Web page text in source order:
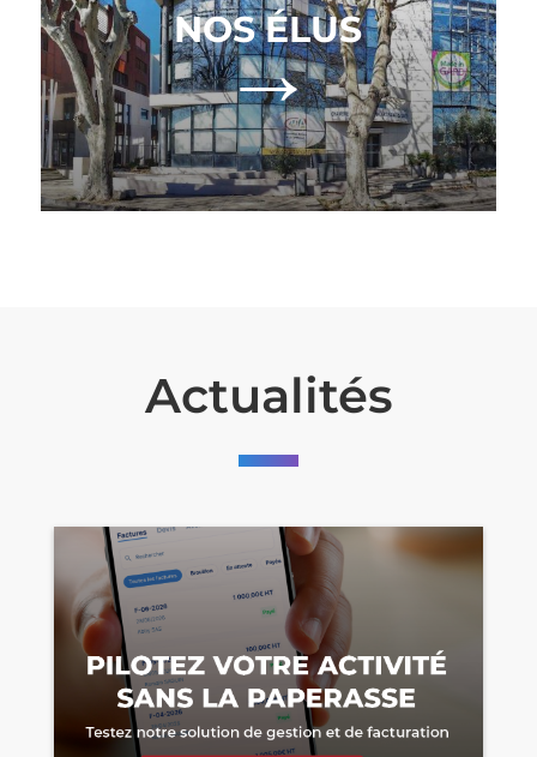
NOS ÉLUS
→
Actualités